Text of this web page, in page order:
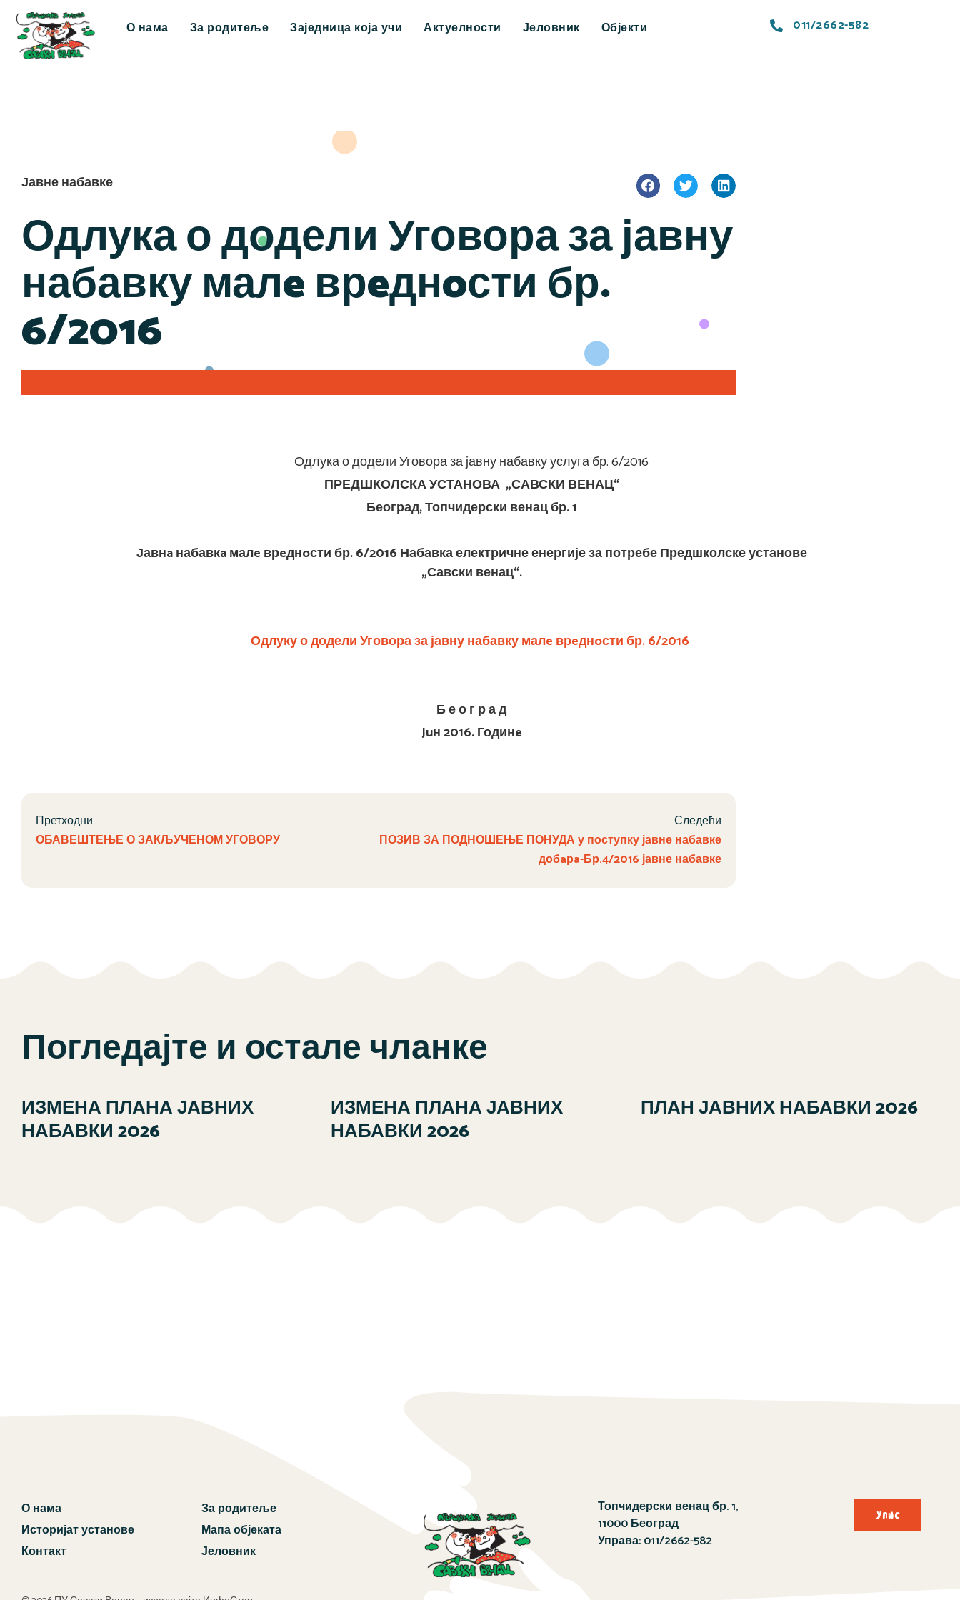
О нама За родитеље Заједница која учи Актуелности Јеловник Објекти 011/2662-582
Јавне набавке
Одлука о додели Уговора за јавну
набавку малe врeднoсти бр.
6/2016
Одлука о додели Уговора за јавну набавку услуга бр. 6/2016
ПРЕДШКОЛСКА УСТАНОВА „САВСКИ ВЕНАЦ“
Београд, Топчидерски венац бр. 1
Јавнa набавкa малe врeднoсти бр. 6/2016 Набавка електричне енергије за потребе Предшколске установе
„Савски венац“.
Одлуку о додели Уговора зајавну набавку малe врeднoсти бр. 6/2016
Б е о г р а д
Juн 2016. Годинe
Претходни
ОБАВЕШТЕЊЕ О ЗАКЉУЧЕНОМ УГОВОРУ
Следећи
ПОЗИВ ЗА ПОДНОШЕЊЕ ПОНУДА у поступку јавне набавке
добaрa-Бр.4/2016 јавне набавке
Погледајте и остале чланке
ИЗМЕНА ПЛАНА ЈАВНИХ
НАБАВКИ 2026
ИЗМЕНА ПЛАНА ЈАВНИХ
НАБАВКИ 2026
ПЛАН ЈАВНИХ НАБАВКИ 2026
О нама
Историјат установе
Контакт
За родитеље
Мапа објеката
Јеловник
Топчидерски венац бр. 1,
11000 Београд
Управа:011/2662-582
Упис